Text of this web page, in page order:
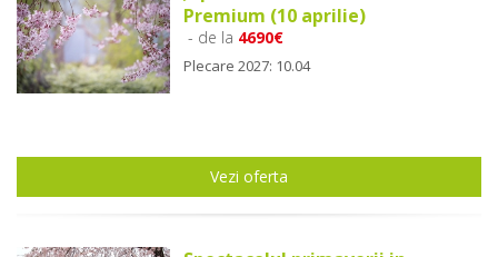
Premium (10 aprilie)
- de la 4690€
Plecare 2027: 10.04
Vezi oferta